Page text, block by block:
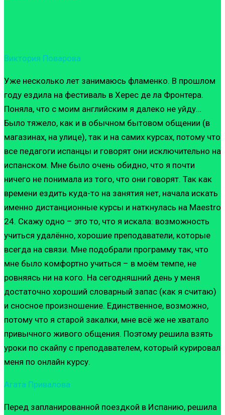
Виктория Поварова
Уже несколько лет занимаюсь фламенко. В прошлом
году ездила на фестиваль в Херес де ла Фронтера.
Поняла, что с моим английским я далеко не уйду…
Было тяжело, как и в обычном бытовом общении (в
магазинах, на улице), так и на самих курсах, потому что
все педагоги испанцы и говорят они исключительно на
испанском. Мне было очень обидно, что я почти
ничего не понимала из того, что они говорят. Так как
времени ездить куда-то на занятия нет, начала искать
именно дистанционные курсы и наткнулась на Maestro
24. Скажу одно – это то, что я искала: возможность
учиться удалённо, хорошие преподаватели, которые
всегда на связи. Мне подобрали программу так, что
мне было комфортно учиться – в моём темпе, не
ровняясь ни на кого. На сегодняшний день у меня
достаточно хороший словарный запас (как я считаю)
и сносное произношение. Единственное, возможно,
потому что я старой закалки, мне всё же не хватало
привычного живого общения. Поэтому решила взять
уроки по скайпу с преподавателем, который курировал
меня по онлайн курсу.
Агата Привалова
Перед запланированной поездкой в Испанию, решила